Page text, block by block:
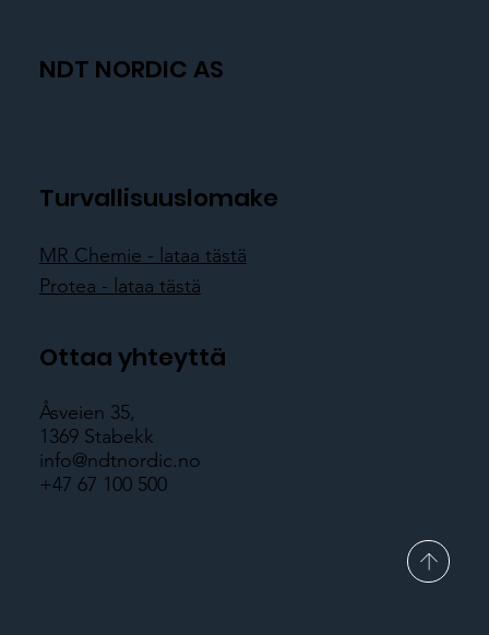
NDT NORDIC AS
Turvallisuuslomake
MR Chemie - lataa tästä
Protea - lataa tästä
Ottaa yhteyttä
Åsveien 35,
1369 Stabekk
info@ndtnordic.no
+47 67 100 500